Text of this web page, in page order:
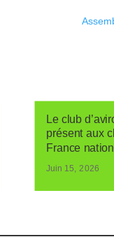
Le club
présent aux
France
Juin 15, 2026